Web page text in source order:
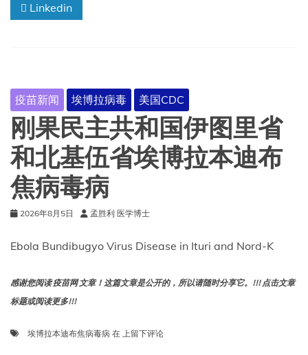
国
上
乔
波
省
的
埃
博
本
迪
布
毒
Linkedin
疫苗新闻 埃博拉病毒 美国CDC
刚果民主共和国伊图里省
和北基伍省埃博拉本迪布
焦病毒病
2026年8月5日 孟胜利 医学博士
Ebola Bundibugyo Virus Disease in Ituri and Nord-K
感谢您阅读 疫苗网 文章！这篇文章是公开的，所以请随时分享它。!!! 点击文章
标题或阅读更多!!!
埃博拉本迪布焦病毒病 在 刚
上留下评论